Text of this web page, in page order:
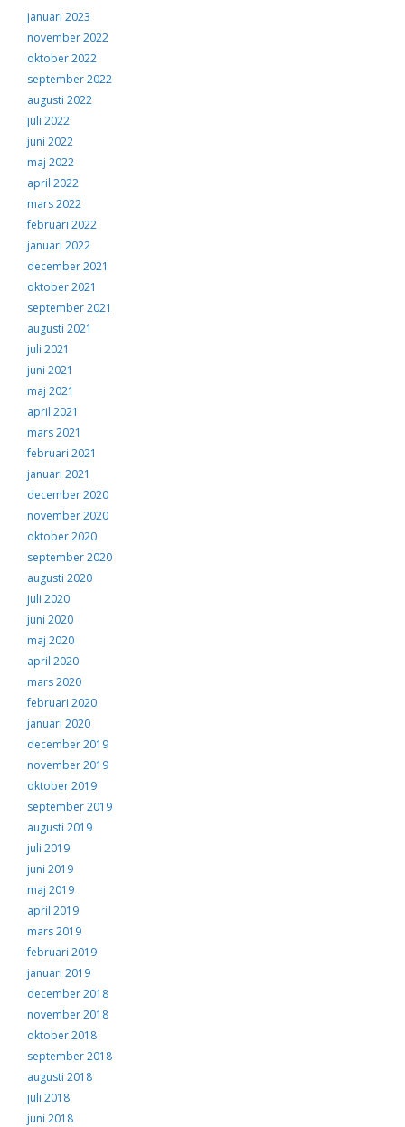
januari 2023
november 2022
oktober 2022
september 2022
augusti 2022
juli 2022
juni 2022
maj 2022
april 2022
mars 2022
februari 2022
januari 2022
december 2021
oktober 2021
september 2021
augusti 2021
juli 2021
juni 2021
maj 2021
april 2021
mars 2021
februari 2021
januari 2021
december 2020
november 2020
oktober 2020
september 2020
augusti 2020
juli 2020
juni 2020
maj 2020
april 2020
mars 2020
februari 2020
januari 2020
december 2019
november 2019
oktober 2019
september 2019
augusti 2019
juli 2019
juni 2019
maj 2019
april 2019
mars 2019
februari 2019
januari 2019
december 2018
november 2018
oktober 2018
september 2018
augusti 2018
juli 2018
juni 2018